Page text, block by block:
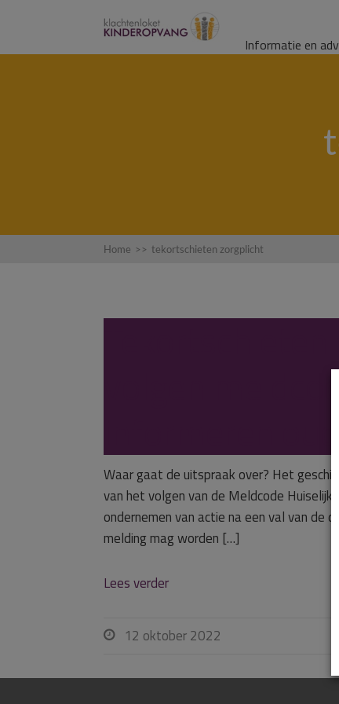
Informatie en
Home >> tekortschieten zorgplicht
volgen
informeren
Waar gaat de uitspraak over? Het
van het volgen van de Meldcode
ondernemen van actie na een val van de
melding mag worden […]
Lees verder
 12 oktober 2022